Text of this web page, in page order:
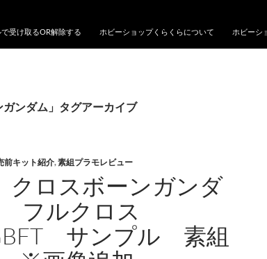
受け取るOR解除する ホビーショップくらくらについて ホビーシ
ガンダム」タグアーカイブ
前キット紹介,素組プラモレビュー
ロスボーンガンダ
ルクロス
サンプル 素組